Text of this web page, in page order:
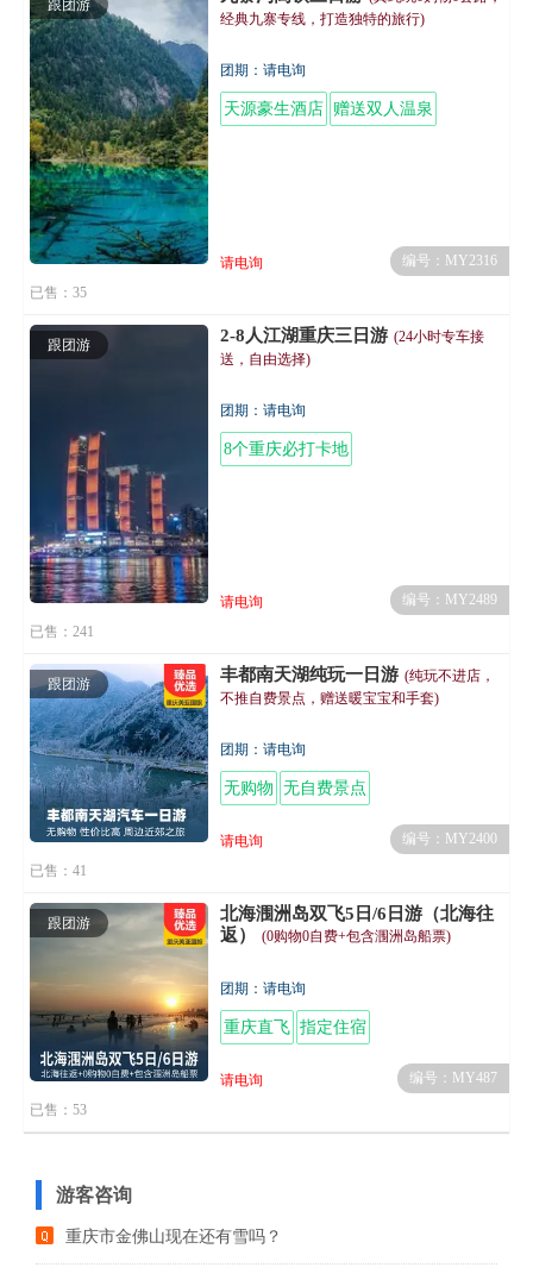
跟团游
经典九寨专线，打造独特的旅行)
团期：请电询
天源豪生酒店 赠送双人温泉
请电询
编号：MY2316
已售：35
跟团游 2-8人江湖重庆三日游 (24小时专车接
送，自由选择)
团期：请电询
8个重庆必打卡地
请电询
编号：MY2489
已售：241
跟团游 丰都南天湖纯玩一日游 (纯玩不进店，
不推自费景点，赠送暖宝宝和手套)
团期：请电询
无购物 无自费景点
请电询
编号：MY2400
已售：41
跟团游
北海涠洲岛双飞5日/6日游（北海往
返）
(0购物0自费+包含涠洲岛船票)
团期：请电询
重庆直飞 指定住宿
请电询
编号：MY487
已售：53
游客咨询
重庆市金佛山现在还有雪吗？